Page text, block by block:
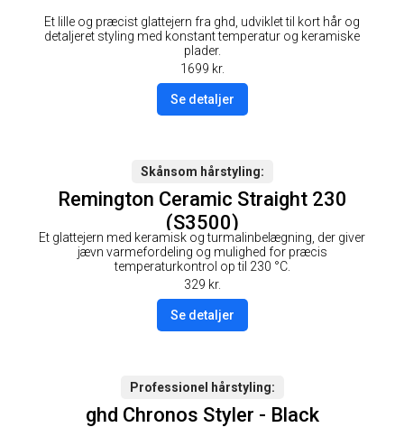
Et lille og præcist glattejern fra ghd, udviklet til kort hår og
detaljeret styling med konstant temperatur og keramiske
plader.
1699 kr.
Se detaljer
Skånsom hårstyling
Remington Ceramic Straight 230
(S3500)
Et glattejern med keramisk og turmalinbelægning, der giver
jævn varmefordeling og mulighed for præcis
temperaturkontrol op til 230 °C.
329 kr.
Se detaljer
Professionel hårstyling
ghd Chronos Styler - Black